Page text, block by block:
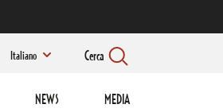
Italiano Cerca
NEWS MEDIA